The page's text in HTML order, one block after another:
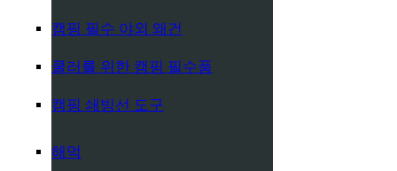
캠핑 필수 야외 왜건
쿨러를 위한 캠핑 필수품
캠핑 쇄빙선 도구
해먹